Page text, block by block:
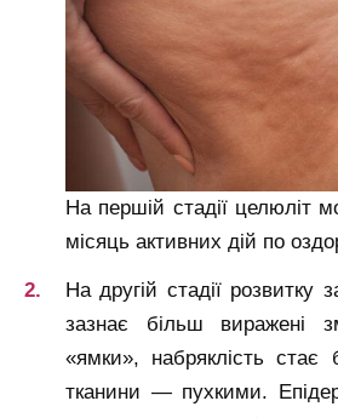
На першій стадії целюліт
місяць активних дій по
На другій стадії розвитку
зазнає більш виражені
«ямки», набряклість
тканини — пухкими.